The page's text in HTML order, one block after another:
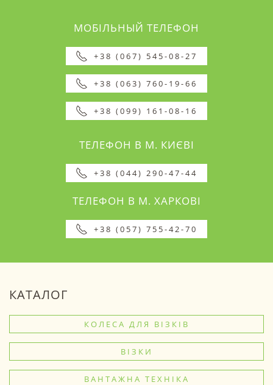
МОБІЛЬНЫЙ ТЕЛЕФОН
+38 (067) 545-08-27
+38 (063) 760-19-66
+38 (099) 161-08-16
ТЕЛЕФОН В М. КИЄВІ
+38 (044) 290-47-44
ТЕЛЕФОН В М. ХАРКОВІ
+38 (057) 755-42-70
КАТАЛОГ
КОЛЕСА ДЛЯ ВІЗКІВ
ВІЗКИ
ВАНТАЖНА ТЕХНІКА